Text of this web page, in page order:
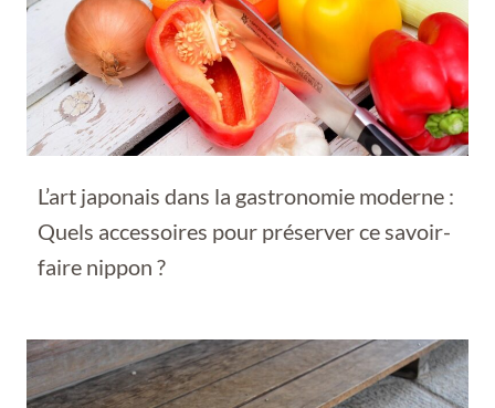
L’art japonais dans la gastronomie moderne :
Quels accessoires pour préserver ce savoir-
faire nippon ?